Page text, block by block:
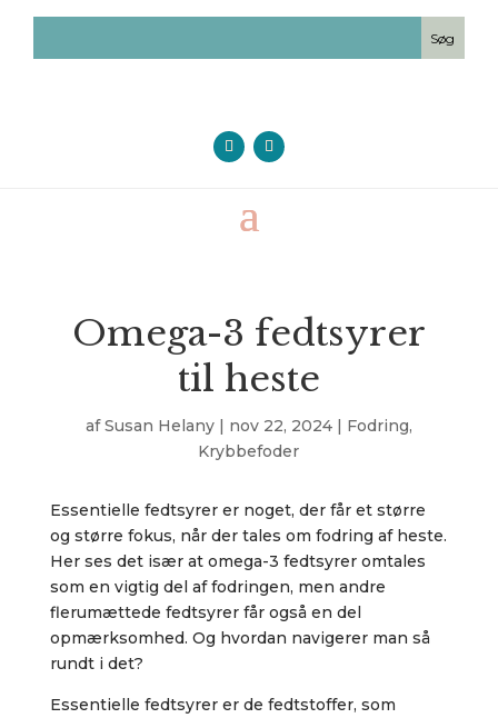
Omega-3 fedtsyrer
til heste
afSusan Helany| nov 22, 2024| Fodring,
Krybbefoder
Essentielle fedtsyrer er noget, der får et større
og større fokus, når der tales om fodring af heste.
Her ses det især at omega-3 fedtsyrer omtales
som en vigtig del af fodringen, men andre
flerumættede fedtsyrer får også en del
opmærksomhed. Og hvordan navigerer man så
rundt i det?
Essentielle fedtsyrer er de fedtstoffer, som